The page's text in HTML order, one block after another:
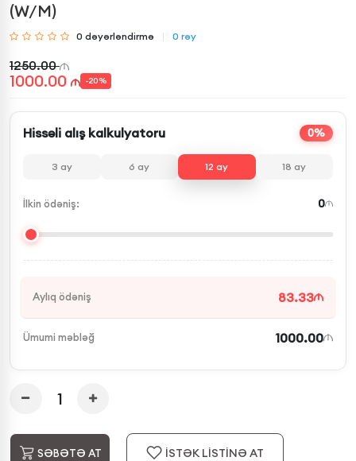
(W/M)
0 dəyərləndirmə 0 rəy
1250.00
1000.00 -20%
Hissəli alış kalkulyatoru 0%
3 ay 6 ay 12 ay 18 ay
İlkin ödəniş: 0
Aylıq ödəniş 83.33
Ümumi məbləğ 1000.00
SƏBƏTƏ AT İSTƏK LİSTİNƏ AT